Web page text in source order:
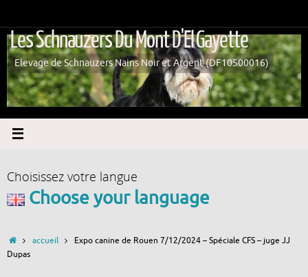
contenu
Les Schnauzers Du Mont D'El Gayette
Elevage de Schnauzers Nains Noir et Argent (DF10500016)
Choisissez votre langue
Choose your language
Accueil
accueil
Expo canine de Rouen 7/12/2024 – Spéciale CFS – juge JJ
Dupas